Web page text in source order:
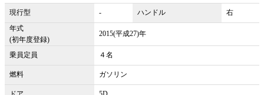
現行型 - ハンドル
右
年式
(初年度登録)
2015(平成27)年
乗員定員 ４名
燃料 ガソリン